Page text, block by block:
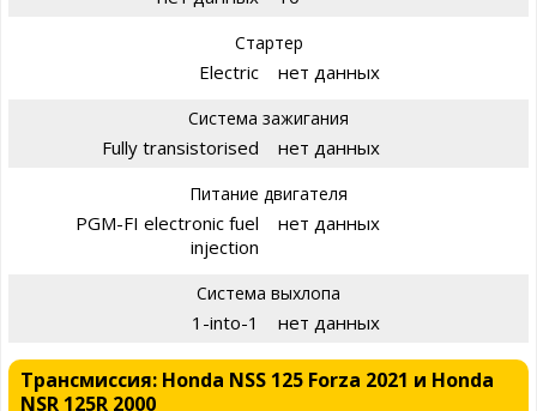
Стартер
Electric нет данных
Система зажигания
Fully transistorised нет данных
Питание двигателя
PGM-FI electronic fuel
injection
нет данных
Система выхлопа
1-into-1 нет данных
Трансмиссия: Honda NSS 125 Forza 2021 и Honda
NSR 125R 2000